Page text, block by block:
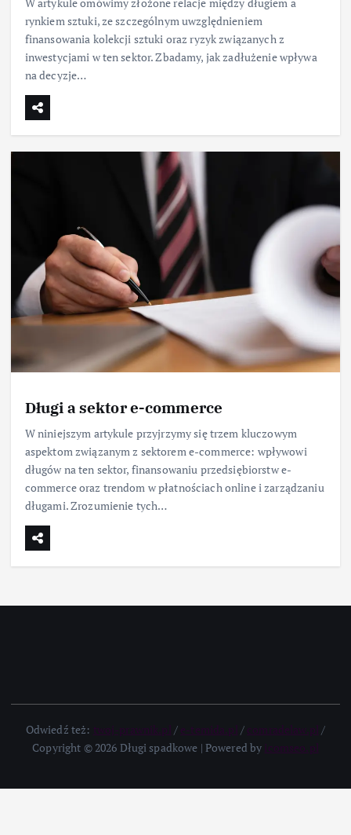
rynkiem sztuki, ze szczególnym uwzględnieniem
finansowania kolekcji sztuki oraz ryzyk związanych z
inwestycjami w ten sektor. Zbadamy, jak zadłużenie wpływa
na decyzje…
Długi a sektor e-commerce
W niniejszym artykule przyjrzymy się trzem kluczowym
aspektom związanym z sektorem e-commerce: wpływowi
długów na ten sektor, finansowaniu przedsiębiorstw e-
commerce oraz trendom w płatnościach online i zarządzaniu
długami. Zrozumienie tych…
Odwiedź też: / /
/
Copyright © 2026 Długi spadkowe | Powered by